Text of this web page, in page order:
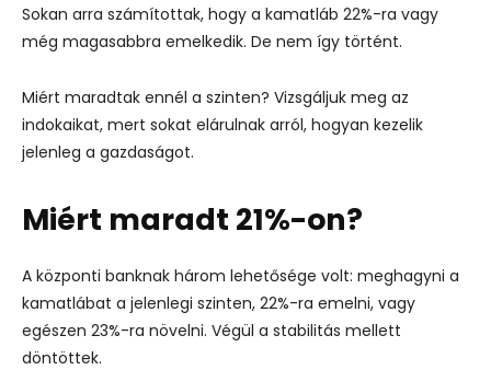
Sokan arra számítottak, hogy a kamatláb 22%-ra vagy
még magasabbra emelkedik. De nem így történt.
Miért maradtak ennél a szinten? Vizsgáljuk meg az
indokaikat, mert sokat elárulnak arról, hogyan kezelik
jelenleg a gazdaságot.
Miért maradt 21%-on?
A központi banknak három lehetősége volt: meghagyni a
kamatlábat a jelenlegi szinten, 22%-ra emelni, vagy
egészen 23%-ra növelni. Végül a stabilitás mellett
döntöttek.